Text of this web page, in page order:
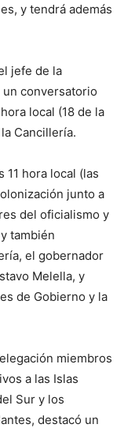
y tendrá además
jefe de la
conversatorio
local (18 de la
Cancillería.
11 hora local (las
junto a
del oficialismo y
también
el gobernador
Melella, y
de Gobierno y la
miembros
a las Islas
Sur y los
destacó un